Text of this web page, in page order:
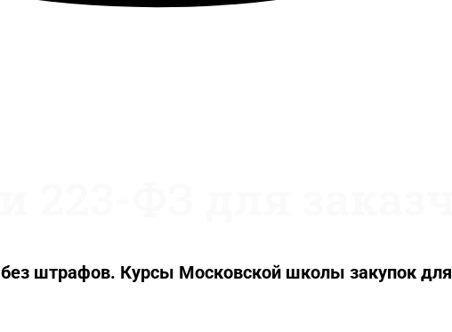
без штрафов. Курсы Московской школы закупок для